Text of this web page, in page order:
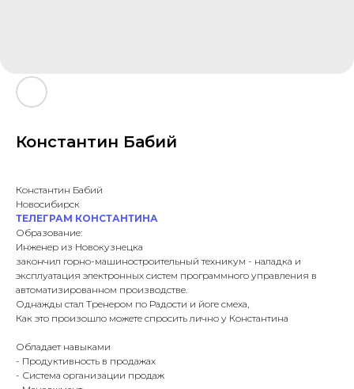
Константин Бабий
Константин Бабий
Новосибирск
ТЕЛЕГРАМ КОНСТАНТИНА
Образование:
Инженер из Новокузнецка
закончил горно-машиностроительный техникум - наладка и
эксплуатация электронных систем программного управления в
автоматизированном производстве.
Однажды стал Тренером по Радости и йоге смеха,
Как это произошло можете спросить лично у Константина
Обладает навыками
- Продуктивность в продажах
- Система организации продаж